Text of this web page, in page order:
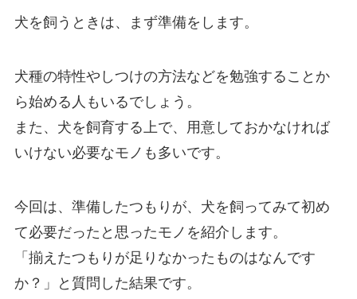
犬を飼うときは、まず準備をします。
犬種の特性やしつけの方法などを勉強することか
ら始める人もいるでしょう。
また、犬を飼育する上で、用意しておかなければ
いけない必要なモノも多いです。
今回は、準備したつもりが、犬を飼ってみて初め
て必要だったと思ったモノを紹介します。
「揃えたつもりが足りなかったものはなんです
か？」と質問した結果です。